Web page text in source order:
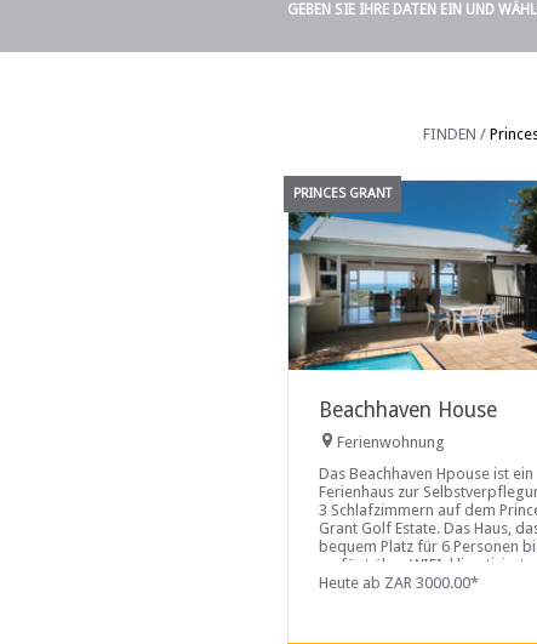
GEBEN SIE IHRE DATEN EIN UND
FINDEN /
PRINCES GRANT
Beachhaven House
Ferienwohnung
Das Beachhaven Hpouse ist ein
Ferienhaus zur
3 Schlafzimmern auf dem
Grant Golf Estate. Das Haus,
bequem Platz für 6 Personen
verfügt über WIFI, klimatisierte
Schlafzimmer ...
Heute ab ZAR 3000.00*